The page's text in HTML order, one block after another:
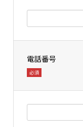
電話番号
必須